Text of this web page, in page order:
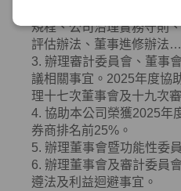
規程、公司治理實務守則
評估辦法、董事進修辦法
3. 辦理審計委員會、董事
議相關事宜。 2025年度協
理十七次董事會及十九次
4. 協助本公司榮獲2025年
券商排名前25% 。
5. 辦理董事會暨功能性委
6. 辦理董事會及審計委員
遵法及利益迴避事宜。